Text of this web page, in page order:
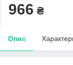
966 ₴
Опис